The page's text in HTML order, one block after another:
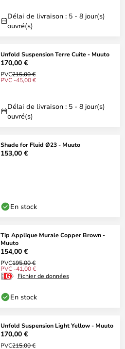
Délai de livraison : 5 - 8 jour(s)
ouvré(s)
Unfold Suspension Terre Cuite - Muuto
170,00 €
PVC215,00 €
PVC -45,00 €
Délai de livraison : 5 - 8 jour(s)
ouvré(s)
Shade for Fluid Ø23 - Muuto
153,00 €
En stock
Tip Applique Murale Copper Brown -
Muuto
154,00 €
PVC195,00 €
PVC -41,00 €
Fichier de données
En stock
Unfold Suspension Light Yellow - Muuto
170,00 €
PVC215,00 €